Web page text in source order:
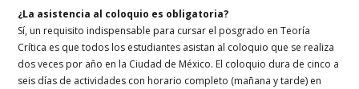
¿La asistencia al coloquio es obligatoria?
Sí, un requisito indispensable para cursar el posgrado en Teoría
Crítica es que todos los estudiantes asistan al coloquio que se realiza
dos veces por año en la Ciudad de México. El coloquio dura de cinco a
seis días de actividades con horario completo (mañana y tarde) en